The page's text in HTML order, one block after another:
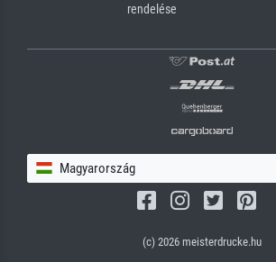
rendelése
Magyarország
(c) 2026 meisterdrucke.hu